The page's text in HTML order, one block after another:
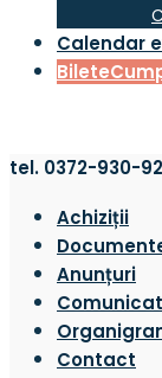
Calendar
Bilete
tel. 0372-930-
Achiziții
Anunțuri
Contact